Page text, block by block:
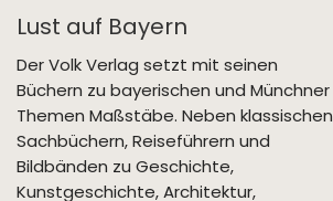
Lust auf Bayern
Der Volk Verlag setzt mit seinen
Büchern zu bayerischen und Münchner
Themen Maßstäbe. Neben klassischen
Sachbüchern, Reiseführern und
Bildbänden zu Geschichte,
Kunstgeschichte, Architektur,